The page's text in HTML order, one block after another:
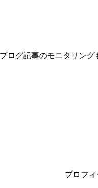
ログ記事のモニタリング
プロフ